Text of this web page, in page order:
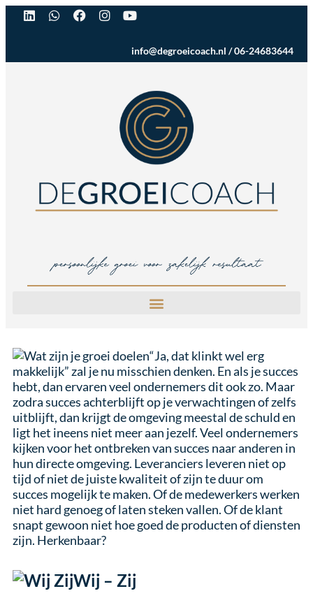
info@degroeicoach.nl /06-24683644
“Ja, dat klinkt wel erg
makkelijk” zal je nu misschien denken. En als je succes
hebt, dan ervaren veel ondernemers dit ook zo. Maar
zodra succes achterblijft op je verwachtingen of zelfs
uitblijft, dan krijgt de omgeving meestal de schuld en
ligt het ineens niet meer aan jezelf. Veel ondernemers
kijken voor het ontbreken van succes naar anderen in
hun directe omgeving. Leveranciers leveren niet op
tijd of niet de juiste kwaliteit of zijn te duur om
succes mogelijk te maken. Of de medewerkers werken
niet hard genoeg of laten steken vallen. Of de klant
snapt gewoon niet hoe goed de producten of diensten
zijn. Herkenbaar?
Wij – Zij